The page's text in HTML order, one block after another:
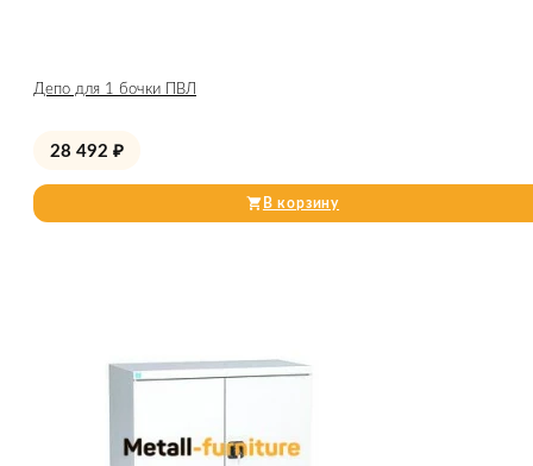
Депо для 1 бочки ПВЛ
28 492 ₽
В корзину